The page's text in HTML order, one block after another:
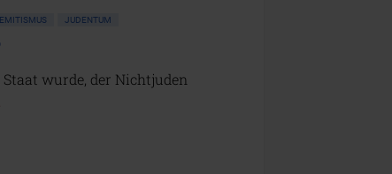
JUDENTUM
wurde, der Nichtjuden